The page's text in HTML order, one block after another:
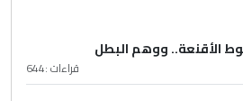
الأقنعة.. ووهم البطل
قراءات :644